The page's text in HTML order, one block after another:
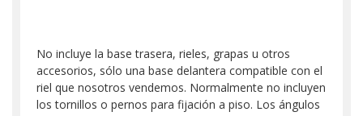
No incluye la base trasera, rieles, grapas u otros
accesorios, sólo una base delantera compatible con el
riel que nosotros vendemos. Normalmente no incluyen
los tornillos o pernos para fijación a piso. Los ángulos